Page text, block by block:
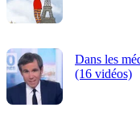
Dans les
(16 vidéos)